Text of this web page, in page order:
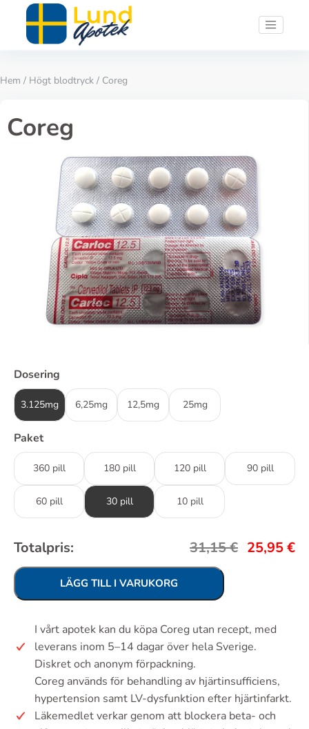
Hem / Högt blodtryck / Coreg
Coreg
Dosering
3.125mg 6,25mg 12,5mg 25mg
Paket
360 pill 180 pill 120 pill 90 pill
60 pill 30 pill 10 pill
Totalpris: 31,15€ 25,95€
LÄGG TILL I VARUKORG
I vårt apotek kan du köpa Coreg utan recept, med
leverans inom 5–14 dagar över hela Sverige.
Diskret och anonym förpackning.
Coreg används för behandling av hjärtinsufficiens,
hypertension samt LV-dysfunktion efter hjärtinfarkt.
Läkemedlet verkar genom att blockera beta- och